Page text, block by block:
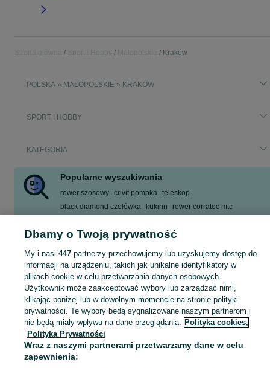
Kraków
POLSKA » MAŁOPOLSKIE » KRAKÓW
SPORT I HOBBY
KATEGORIA
Popularne wyszukiwania
rower szosowy crivit pompka teleskop
black diamond czołówka
kukirin
rower corratec mtc
Zobacz Więcej
Sprzedaż sprzętu sportowego i hobby Kraków ▶️ Szeroki wybór produktów ✅ Nowe i używane w atrakcyjnych cenach ✌ Sprawdź ogłoszenia na OLX.pl! Zobacz
Mapa kategorii
Mapa miejscowości
Mapa ministron
Popularne wyszukiwania
Dbamy o Twoją prywatność
My i nasi 447partnerzy przechowujemy lub uzyskujemy dostęp do
informacji na urządzeniu, takich jak unikalne identyfikatory w
plikach cookie w celu przetwarzania danych osobowych.
Użytkownik może zaakceptować wybory lub zarządzać nimi,
klikając poniżej lub w dowolnym momencie na stronie polityki
prywatności. Te wybory będą sygnalizowane naszym partnerom i
nie będą miały wpływu na dane przeglądania. Polityka cookies,
Polityka Prywatności
Wraz z naszymi partnerami przetwarzamy dane w celu
zapewnienia: